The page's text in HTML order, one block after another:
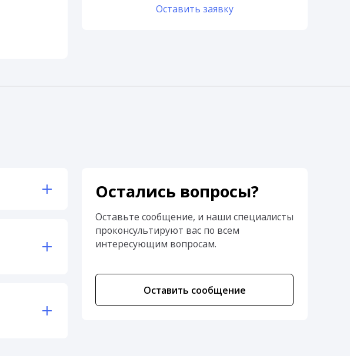
Оставить заявку
Остались вопросы?
Оставьте сообщение, и наши специалисты
проконсультируют вас по всем
интересующим вопросам.
Оставить сообщение